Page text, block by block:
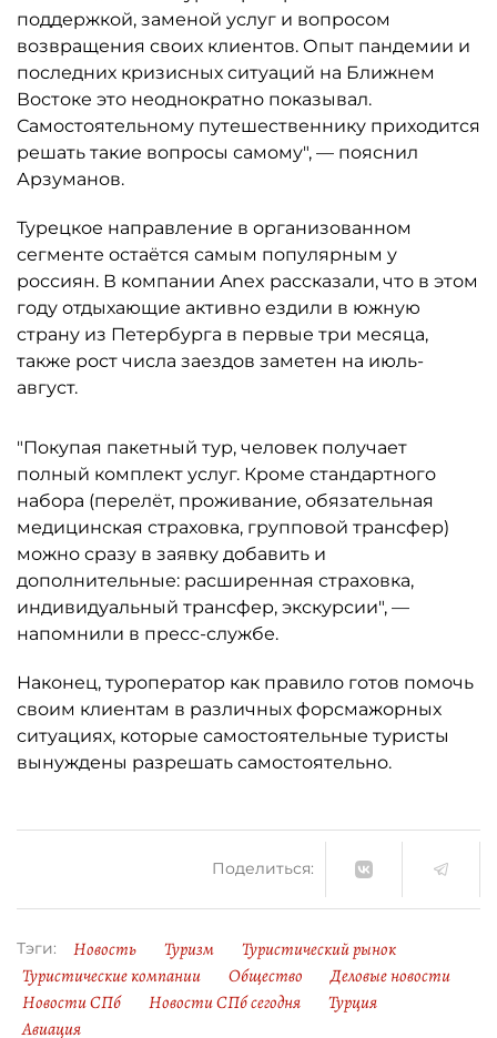
поддержкой, заменой услуг и вопросом
возвращения своих клиентов. Опыт пандемии и
последних кризисных ситуаций на Ближнем
Востоке это неоднократно показывал.
Самостоятельному путешественнику приходится
решать такие вопросы самому", — пояснил
Арзуманов.
Турецкое направление в организованном
сегменте остаётся самым популярным у
россиян. В компании Anex рассказали, что в этом
году отдыхающие активно ездили в южную
страну из Петербурга в первые три месяца,
также рост числа заездов заметен на июль-
август.
"Покупая пакетный тур, человек получает
полный комплект услуг. Кроме стандартного
набора (перелёт, проживание, обязательная
медицинская страховка, групповой трансфер)
можно сразу в заявку добавить и
дополнительные: расширенная страховка,
индивидуальный трансфер, экскурсии", —
напомнили в пресс-службе.
Наконец, туроператор как правило готов помочь
своим клиентам в различных форсмажорных
ситуациях, которые самостоятельные туристы
вынуждены разрешать самостоятельно.
Поделиться:
Тэги: Новость Туризм
Туристический рынок
Туристические компании
Общество
Деловые новости
Новости СПб
Новости СПб сегодня
Турция
Авиация